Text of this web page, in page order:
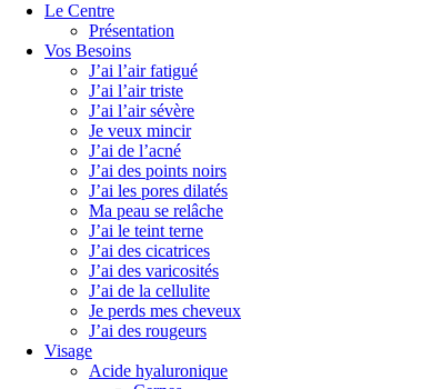
Le Centre
Présentation
Vos Besoins
J’ai l’air fatigué
J’ai l’air triste
J’ai l’air sévère
Je veux mincir
J’ai de l’acné
J’ai des points noirs
J’ai les pores dilatés
Ma peau se relâche
J’ai le teint terne
J’ai des cicatrices
J’ai des varicosités
J’ai de la cellulite
Je perds mes cheveux
J’ai des rougeurs
Visage
Acide hyaluronique